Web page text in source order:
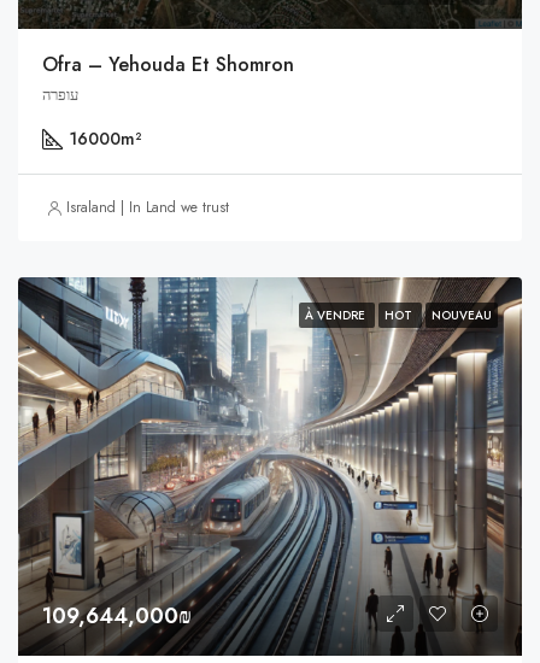
Ofra – Yehouda Et Shomron
עופרה
16000m²
Israland | In Land we trust
À VENDRE HOT NOUVEAU
109,644,000₪